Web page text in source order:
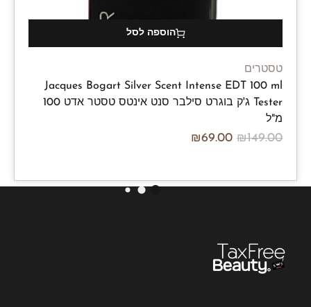
הוספה לסל
טסטרים
Jacques Bogart Silver Scent Intense EDT 100 ml
Tester ג'ק בוגרט סילבר סנט אינטס טסטר אדט 100
מ"ל
₪149.00
₪69.00